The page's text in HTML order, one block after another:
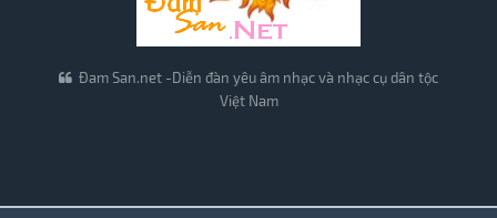
Đam San.net -Diễn đàn yêu âm nhạc và nhạc cụ dân tộc
Việt Nam